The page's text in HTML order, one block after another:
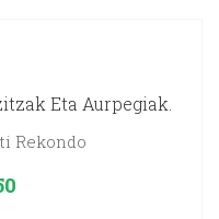
Eta Aurpegiak.
Rekondo